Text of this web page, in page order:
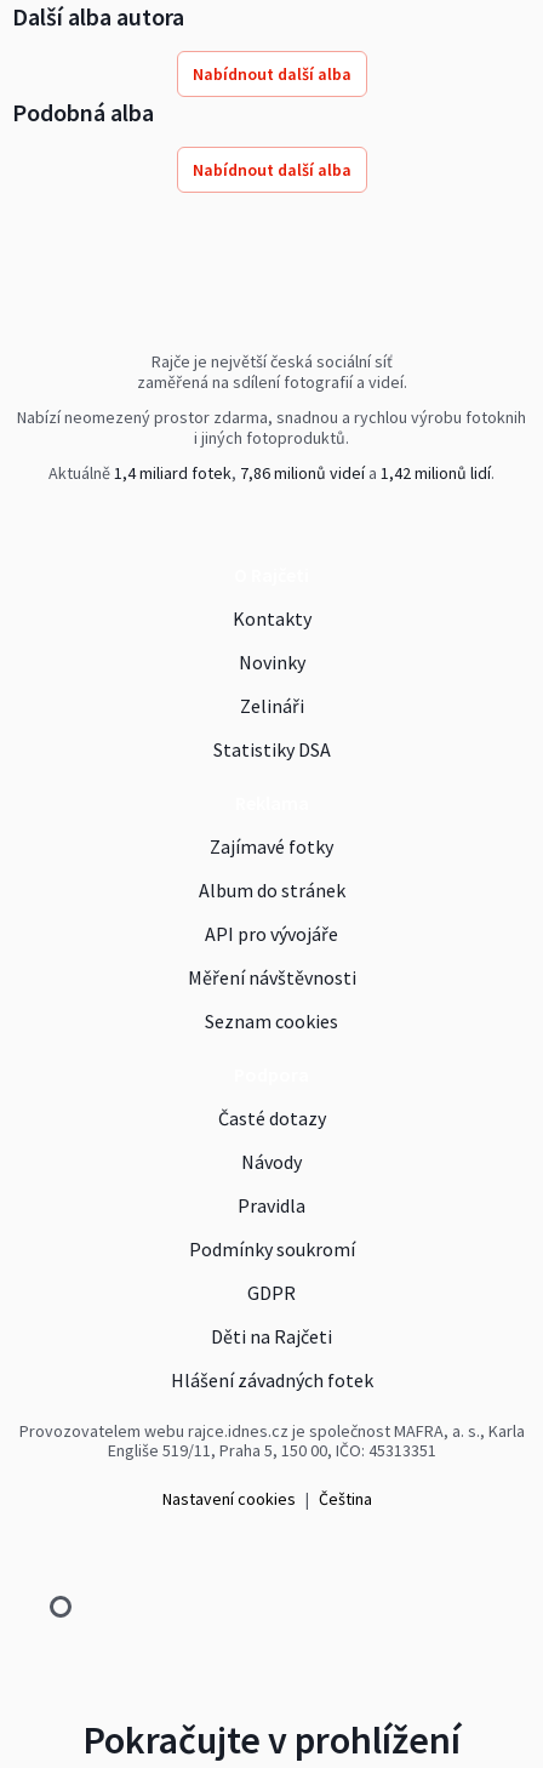
Další alba autora
Nabídnout další alba
Podobná alba
Nabídnout další alba
Rajče je největší česká sociální síť
zaměřená na sdílení fotografií a videí.
Nabízí neomezený prostor zdarma, snadnou a rychlou výrobu fotoknih
i jiných fotoproduktů.
Aktuálně1,4 miliard fotek, 7,86 milionů videía 1,42 milionů lidí.
Kontakty
Novinky
Zelináři
Statistiky DSA
Zajímavé fotky
Album do stránek
API pro vývojáře
Měření návštěvnosti
Seznam cookies
Časté dotazy
Návody
Pravidla
Podmínky soukromí
GDPR
Děti na Rajčeti
Hlášení závadných fotek
Provozovatelem webu rajce.idnes.cz je společnost MAFRA, a. s., Karla
Engliše 519/11, Praha 5, 150 00, IČO: 45313351
Nastavení cookies | Čeština
Pokračujte v prohlížení